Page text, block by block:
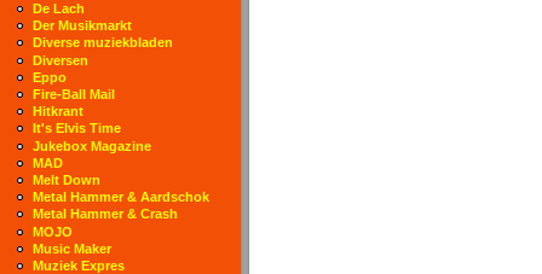
De Lach
Der Musikmarkt
Diverse muziekbladen
Diversen
Eppo
Fire-Ball Mail
Hitkrant
It's Elvis Time
Jukebox Magazine
MAD
Melt Down
Metal Hammer & Aardschok
Metal Hammer & Crash
MOJO
Music Maker
Muziek Expres